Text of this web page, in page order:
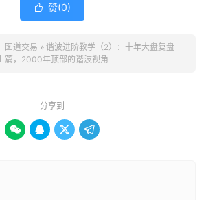
 赞(0)
图道交易 » 谐波进阶教学（2）：十年大盘复盘
上篇，2000年顶部的谐波视角
分享到
   